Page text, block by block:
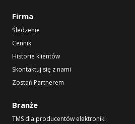
Firma
Śledzenie
Cennik
Historie klientów
Skontaktuj się z nami
Zostań Partnerem
Branże
TMS dla producentów elektroniki